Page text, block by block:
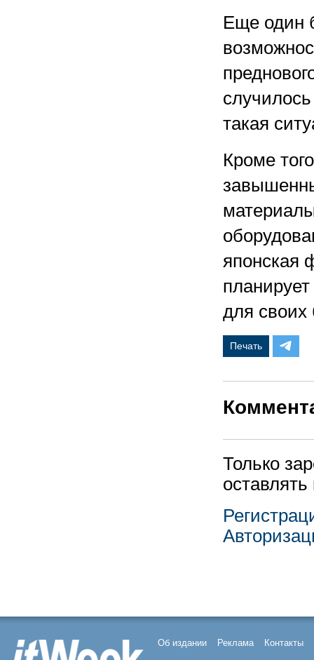
Еще один
такая
Кроме
японская
для своих
Печать
Только
Об издании Реклама Контакты